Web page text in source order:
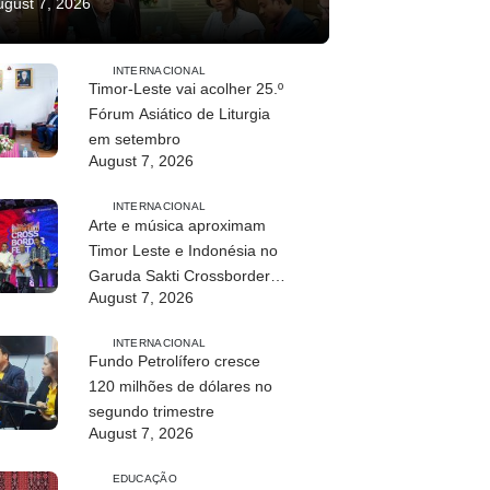
7, 2026
INTERNACIONAL
Timor-Leste vai acolher 25.º
Fórum Asiático de Liturgia
em setembro
August 7, 2026
INTERNACIONAL
Arte e música aproximam
Timor Leste e Indonésia no
Garuda Sakti Crossborder
Fest 2026
August 7, 2026
INTERNACIONAL
Fundo Petrolífero cresce
120 milhões de dólares no
segundo trimestre
August 7, 2026
EDUCAÇÃO